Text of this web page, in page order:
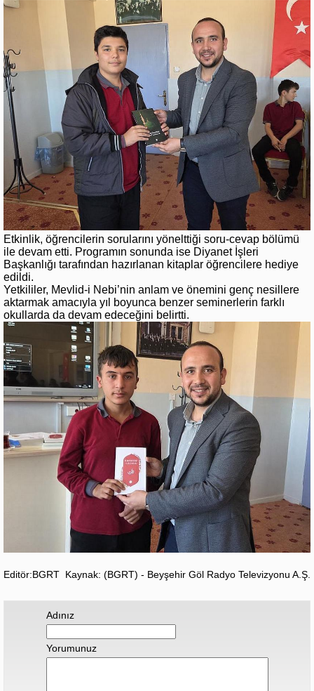
Etkinlik, öğrencilerin sorularını yönelttiği soru-cevap bölümü
ile devam etti. Programın sonunda ise Diyanet İşleri
Başkanlığı tarafından hazırlanan kitaplar öğrencilere hediye
edildi.
Yetkililer, Mevlid-i Nebi’nin anlam ve önemini genç nesillere
aktarmak amacıyla yıl boyunca benzer seminerlerin farklı
okullarda da devam edeceğini belirtti.
Editör:BGRT Kaynak: (BGRT) - Beyşehir Göl Radyo Televizyonu A.Ş.
Adınız
Yorumunuz